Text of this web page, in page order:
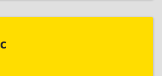
обл, р-н Красносулинский,